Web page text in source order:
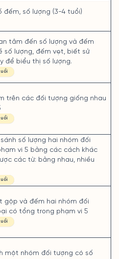
đếm, số lượng (3-4 tuổi)
tâm đến số lượng và đếm
số lượng, đếm vẹt, biết sử
để biểu thị số lượng.
trên các đối tượng giống nhau
sánh số lượng hai nhóm đối
vi 5 bằng các cách khác
các từ: bằng nhau, nhiều
gộp và đếm hai nhóm đối
có tổng trong phạm vi 5
một nhóm đối tượng có số